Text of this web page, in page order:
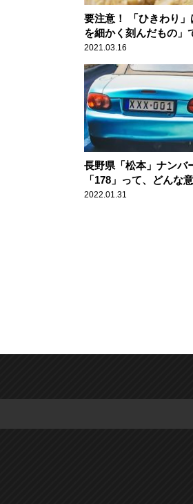
要注意！ 「ひきわり」
を細かく刻んだもの」
せん
2021.03.16
長野県「松本」ナンバ
「178」って、どんな
の？
2022.01.31